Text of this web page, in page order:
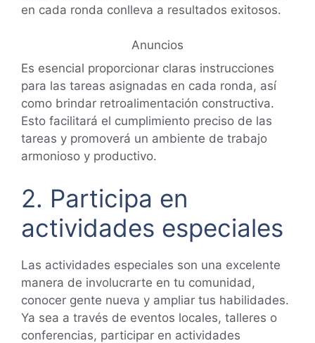
en cada ronda conlleva a resultados exitosos.
Anuncios
Es esencial proporcionar claras instrucciones
para las tareas asignadas en cada ronda, así
como brindar retroalimentación constructiva.
Esto facilitará el cumplimiento preciso de las
tareas y promoverá un ambiente de trabajo
armonioso y productivo.
2. Participa en
actividades especiales
Las actividades especiales son una excelente
manera de involucrarte en tu comunidad,
conocer gente nueva y ampliar tus habilidades.
Ya sea a través de eventos locales, talleres o
conferencias, participar en actividades